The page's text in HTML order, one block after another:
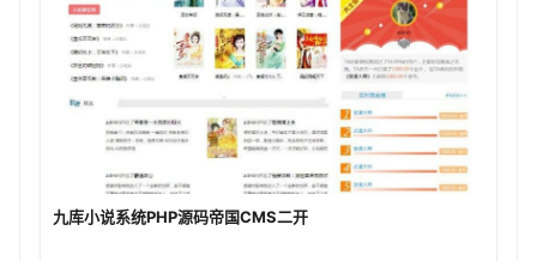
九库小说系统PHP源码帝国CMS二开